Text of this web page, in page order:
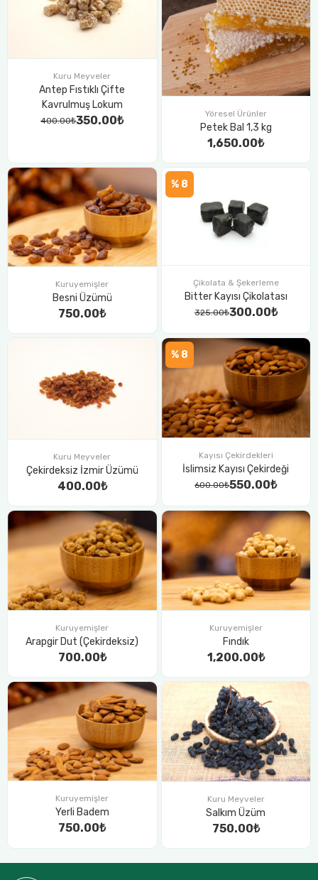
Kuru Meyveler
Antep Fıstıklı Çifte
Kavrulmuş Lokum
400.00₺350.00₺
Yöresel Ürünler
Petek Bal 1,3 kg
1,650.00₺
Kuruyemişler
Besni Üzümü
750.00₺
Çikolata & Şekerleme
Bitter Kayısı Çikolatası
325.00₺300.00₺
% 8
Kuru Meyveler
Çekirdeksiz İzmir Üzümü
400.00₺
Kayısı Çekirdekleri
İslimsiz Kayısı Çekirdeği
600.00₺550.00₺
% 8
Kuruyemişler
Arapgir Dut (Çekirdeksiz)
700.00₺
Kuruyemişler
Fındık
1,200.00₺
Kuruyemişler
Yerli Badem
750.00₺
Kuru Meyveler
Salkım Üzüm
750.00₺